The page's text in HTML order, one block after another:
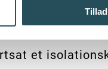
er
et